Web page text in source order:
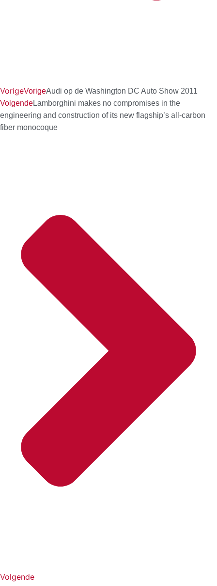
VorigeVorigeAudi op de Washington DC Auto Show 2011
VolgendeLamborghini makes no compromises in the
engineering and construction of its new flagship’s all-carbon
fiber monocoque
Volgende